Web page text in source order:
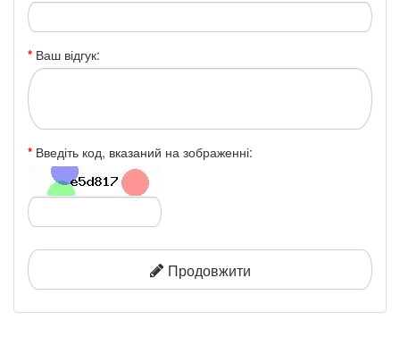
Ваш відгук:
Введіть код, вказаний на зображенні:
Продовжити